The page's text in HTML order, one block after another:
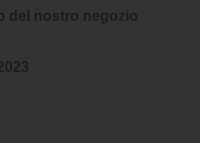
del nostro negozio